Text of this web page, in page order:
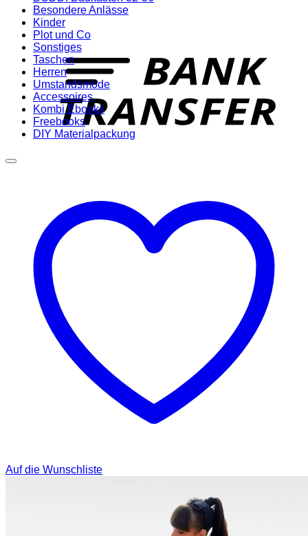
Besondere Anlässe
Kinder
Plot und Co
Sonstiges
Taschen
Herren
Umstandsmode
Accessoires
Kombi Ebooks
Freebooks
DIY Materialpackung
Auf die Wunschliste